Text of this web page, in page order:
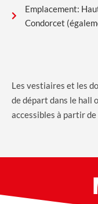
Emplacement:
Condorcet
Les vestiaires et les
de départ dans le hall
accessibles à partir de